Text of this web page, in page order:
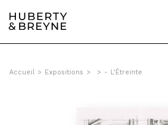
Accueil > Expositions > > - L'Étreinte